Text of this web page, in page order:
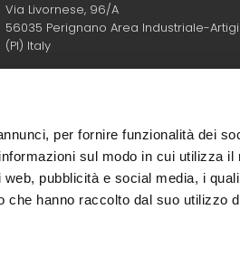
per fornire funzionalità dei
sul modo in cui utilizza il
pubblicità e social media, i
che hanno raccolto dal suo utilizzo
Via Livornese, 96/A
56035 Perignano Area Industriale-
(PI) Italy
Telefono :+390587736062
E-mail : gimo@gimo.it
Sito web :https://www.gimo.it/